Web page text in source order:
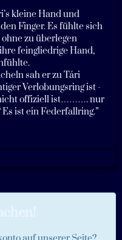
kleine Hand und
Finger. Es fühlte sich
zu überlegen
feingliedrige Hand,
sah er zu Tári
Verlobungsring ist -
nicht offiziell ist………. nur
ist ein Federfallring.”